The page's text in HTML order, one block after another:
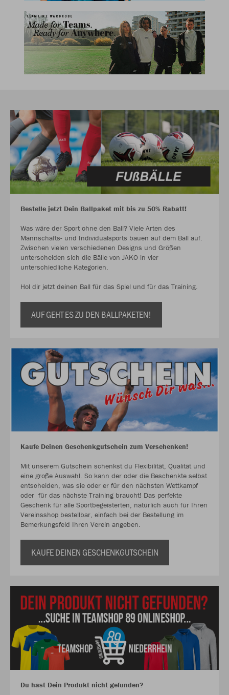
Bestelle jetzt Dein Ballpaket mit bis zu 50% Rabatt!
Was wäre der Sport ohne den Ball? Viele Arten des
Mannschafts- und Individualsports bauen auf dem Ball auf.
Zwischen vielen verschiedenen Designs und Größen
unterscheiden sich die Bälle von JAKO in vier
unterschiedliche Kategorien.
Hol dir jetzt deinen Ball für das Spiel und für das Training.
AUF GEHT ES ZU DEN BALLPAKETEN!
Kaufe Deinen Geschenkgutschein zum Verschenken!
Mit unserem Gutschein schenkst du Flexibilität, Qualität und
eine große Auswahl. So kann der oder die Beschenkte selbst
entscheiden, was sie oder er für den nächsten Wettkampf
oder für das nächste Training braucht! Das perfekte
Geschenk für alle Sportbegeisterten, natürlich auch für Ihren
Vereinsshop bestellbar, einfach bei der Bestellung im
Bemerkungsfeld Ihren Verein angeben.
KAUFE DEINEN GESCHENKGUTSCHEIN
Du hast Dein Produkt nicht gefunden?